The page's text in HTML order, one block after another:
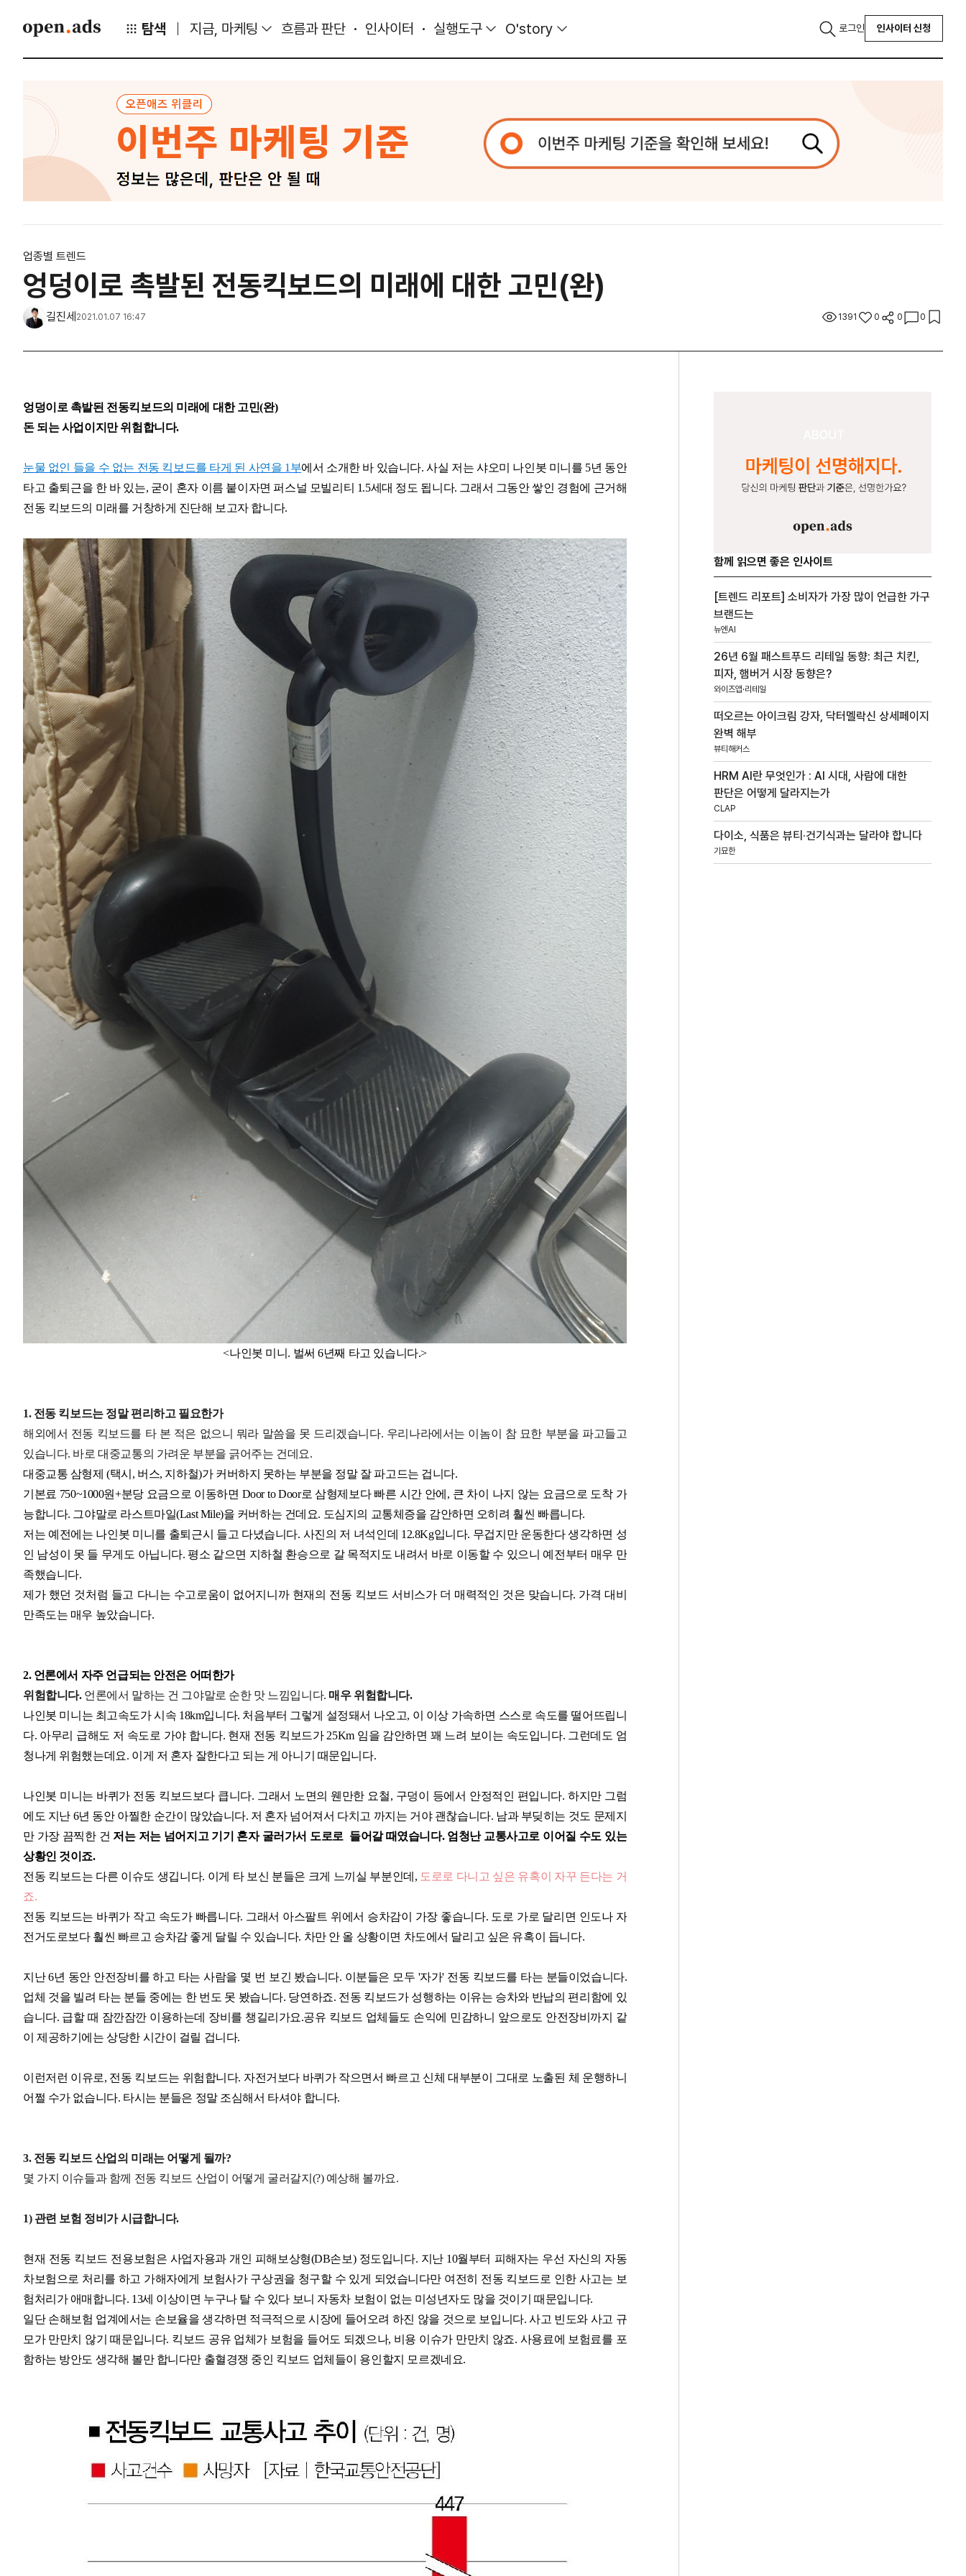
탐색 지금, 마케팅 흐름과 판단 인사이터 실행도구 O'story 로그인 인사이터 신청
업종별 트렌드
엉덩이로 촉발된 전동킥보드의 미래에 대한 고민(완)
길진세 2021.01.07 16:47 1391 0 0 0
엉덩이로 촉발된 전동킥보드의 미래에 대한 고민(완)
돈 되는 사업이지만 위험합니다.
눈물 없인 들을 수 없는 전동 킥보드를 타게 된 사연을 1부에서 소개한 바 있습니다. 사실 저는 샤오미 나인봇 미니를 5년 동안
타고 출퇴근을 한 바 있는, 굳이 혼자 이름 붙이자면 퍼스널 모빌리티 1.5세대 정도 됩니다. 그래서 그동안 쌓인 경험에 근거해
전동 킥보드의 미래를 거창하게 진단해 보고자 합니다.
<나인봇 미니. 벌써 6년째 타고 있습니다.>
1. 전동 킥보드는 정말 편리하고 필요한가
해외에서 전동 킥보드를 타 본 적은 없으니 뭐라 말씀을 못 드리겠습니다. 우리나라에서는 이놈이 참 묘한 부분을 파고들고
있습니다. 바로 대중교통의 가려운 부분을 긁어주는 건데요.
대중교통 삼형제 (택시, 버스, 지하철)가 커버하지 못하는 부분을 정말 잘 파고드는 겁니다.
기본료 750~1000원+분당 요금으로 이동하면 Door to Door로 삼형제보다 빠른 시간 안에, 큰 차이 나지 않는 요금으로 도착 가
능합니다. 그야말로 라스트마일(Last Mile)을 커버하는 건데요. 도심지의 교통체증을 감안하면 오히려 훨씬 빠릅니다.
저는 예전에는 나인봇 미니를 출퇴근시 들고 다녔습니다. 사진의 저 녀석인데 12.8Kg입니다. 무겁지만 운동한다 생각하면 성
인 남성이 못 들 무게도 아닙니다. 평소 같으면 지하철 환승으로 갈 목적지도 내려서 바로 이동할 수 있으니 예전부터 매우 만
족했습니다.
제가 했던 것처럼 들고 다니는 수고로움이 없어지니까 현재의 전동 킥보드 서비스가 더 매력적인 것은 맞습니다. 가격 대비
만족도는 매우 높았습니다.
2. 언론에서 자주 언급되는 안전은 어떠한가
위험합니다.언론에서 말하는 건 그야말로 순한 맛 느낌입니다. 매우 위험합니다.
나인봇 미니는 최고속도가 시속 18km입니다. 처음부터 그렇게 설정돼서 나오고, 이 이상 가속하면 스스로 속도를 떨어뜨립니
다. 아무리 급해도 저 속도로 가야 합니다. 현재 전동 킥보드가 25Km 임을 감안하면 꽤 느려 보이는 속도입니다. 그런데도 엄
청나게 위험했는데요. 이게 저 혼자 잘한다고 되는 게 아니기 때문입니다.
나인봇 미니는 바퀴가 전동 킥보드보다 큽니다. 그래서 노면의 웬만한 요철, 구덩이 등에서 안정적인 편입니다. 하지만 그럼
에도 지난 6년 동안 아찔한 순간이 많았습니다. 저 혼자 넘어져서 다치고 까지는 거야 괜찮습니다. 남과 부딪히는 것도 문제지
만 가장 끔찍한 건 저는 저는 넘어지고 기기 혼자 굴러가서 도로로 들어갈 때였습니다. 엄청난 교통사고로 이어질 수도 있는
상황인 것이죠.
전동 킥보드는 다른 이슈도 생깁니다. 이게 타 보신 분들은 크게 느끼실 부분인데, 도로로 다니고 싶은 유혹이 자꾸 든다는 거
죠.
전동 킥보드는 바퀴가 작고 속도가 빠릅니다. 그래서 아스팔트 위에서 승차감이 가장 좋습니다. 도로 가로 달리면 인도나 자
전거도로보다 훨씬 빠르고 승차감 좋게 달릴 수 있습니다. 차만 안 올 상황이면 차도에서 달리고 싶은 유혹이 듭니다.
지난 6년 동안 안전장비를 하고 타는 사람을 몇 번 보긴 봤습니다. 이분들은 모두 '자가' 전동 킥보드를 타는 분들이었습니다.
업체 것을 빌려 타는 분들 중에는 한 번도 못 봤습니다. 당연하죠. 전동 킥보드가 성행하는 이유는 승차와 반납의 편리함에 있
습니다. 급할 때 잠깐잠깐 이용하는데 장비를 챙길리가요.공유 킥보드 업체들도 손익에 민감하니 앞으로도 안전장비까지 같
이 제공하기에는 상당한 시간이 걸릴 겁니다.
이런저런 이유로, 전동 킥보드는 위험합니다. 자전거보다 바퀴가 작으면서 빠르고 신체 대부분이 그대로 노출된 체 운행하니
어쩔 수가 없습니다. 타시는 분들은 정말 조심해서 타셔야 합니다.
3. 전동 킥보드 산업의 미래는 어떻게 될까?
몇 가지 이슈들과 함께 전동 킥보드 산업이 어떻게 굴러갈지(?) 예상해 볼까요.
1) 관련 보험 정비가 시급합니다.
현재 전동 킥보드 전용보험은 사업자용과 개인 피해보상형(DB손보) 정도입니다. 지난 10월부터 피해자는 우선 자신의 자동
차보험으로 처리를 하고 가해자에게 보험사가 구상권을 청구할 수 있게 되었습니다만 여전히 전동 킥보드로 인한 사고는 보
험처리가 애매합니다. 13세 이상이면 누구나 탈 수 있다 보니 자동차 보험이 없는 미성년자도 많을 것이기 때문입니다.
일단 손해보험 업계에서는 손보율을 생각하면 적극적으로 시장에 들어오려 하진 않을 것으로 보입니다. 사고 빈도와 사고 규
모가 만만치 않기 때문입니다. 킥보드 공유 업체가 보험을 들어도 되겠으나, 비용 이슈가 만만치 않죠. 사용료에 보험료를 포
함하는 방안도 생각해 볼만 합니다만 출혈경쟁 중인 킥보드 업체들이 용인할지 모르겠네요.
함께 읽으면 좋은 인사이트
[트렌드 리포트] 소비자가 가장 많이 언급한 가구
브랜드는
뉴엔AI
26년 6월 패스트푸드 리테일 동향: 최근 치킨,
피자, 햄버거 시장 동향은?
와이즈앱·리테일
떠오르는 아이크림 강자, 닥터멜락신 상세페이지
완벽 해부
뷰티해커스
HRM AI란 무엇인가 : AI 시대, 사람에 대한
판단은 어떻게 달라지는가
CLAP
다이소, 식품은 뷰티·건기식과는 달라야 합니다
기묘한